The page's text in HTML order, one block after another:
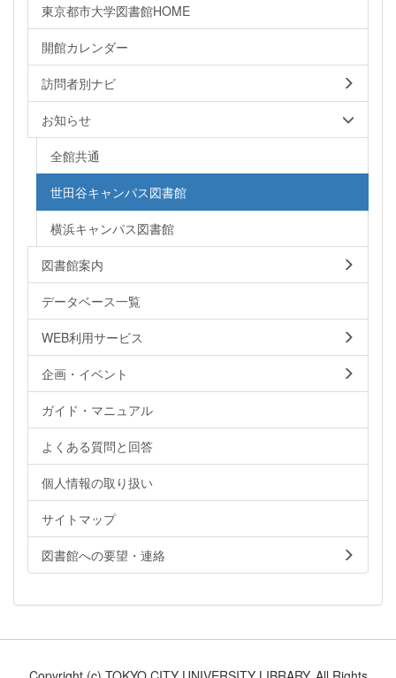
東京都市大学図書館HOME
開館カレンダー
訪問者別ナビ
お知らせ
全館共通
世田谷キャンパス図書館
横浜キャンパス図書館
図書館案内
データベース一覧
WEB利用サービス
企画・イベント
ガイド・マニュアル
よくある質問と回答
個人情報の取り扱い
サイトマップ
図書館への要望・連絡